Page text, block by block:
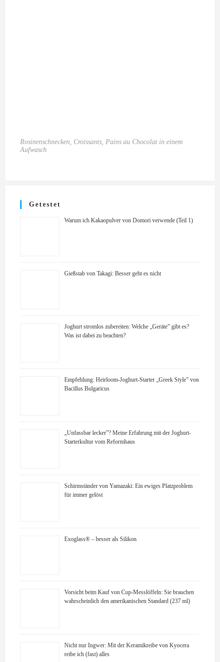
Rosinenschnecken, Croissants, Pains au Chocolat in einem
Aufwasch
Getestet
Warum ich Kakaopulver von Domori verwende (Teil 1)
Gießstab von Takagi: Besser geht es nicht
Joghurt stromlos zubereiten: Welche „Geräte” gibt es?
Was ist dabei zu beachten?
Empfehlung: Heirloom-Joghurt-Starter „Greek Style” von
Bacillus Bulgaricus
„Unfassbar lecker”? Meine Erfahrung mit der Joghurt-
Starterkultur vom Reformhaus
Schirmständer von Yamazaki: Ein ewiges Platzproblem
für immer gelöst
Exoglass® – besser als Silikon
Vorsicht beim Kauf von Cup-Messlöffeln: Sie brauchen
wahrscheinlich den amerikanischen Standard (237 ml)
Nicht nur Ingwer: Mit der Keramikreibe von Kyocera
reibe ich (fast) alles